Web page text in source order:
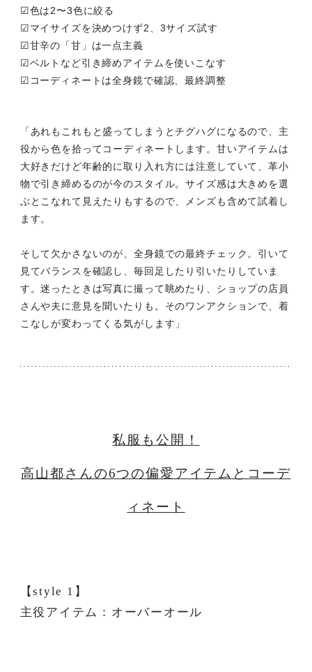
☑︎色は2〜3色に絞る
☑︎マイサイズを決めつけず2、3サイズ試す
☑︎甘辛の「甘」は一点主義
☑︎ベルトなど引き締めアイテムを使いこなす
☑︎コーディネートは全身鏡で確認、最終調整
「あれもこれもと盛ってしまうとチグハグになるので、主
役から色を拾ってコーディネートします。甘いアイテムは
大好きだけど年齢的に取り入れ方には注意していて、革小
物で引き締めるのが今のスタイル。サイズ感は大きめを選
ぶとこなれて見えたりもするので、メンズも含めて試着し
ます。
そして欠かさないのが、全身鏡での最終チェック。引いて
見てバランスを確認し、毎回足したり引いたりしていま
す。迷ったときは写真に撮って眺めたり、ショップの店員
さんや夫に意見を聞いたりも。そのワンアクションで、着
こなしが変わってくる気がします」
私服も公開！
高山都さんの6つの偏愛アイテムとコーデ
ィネート
【style 1】
主役アイテム：オーバーオール